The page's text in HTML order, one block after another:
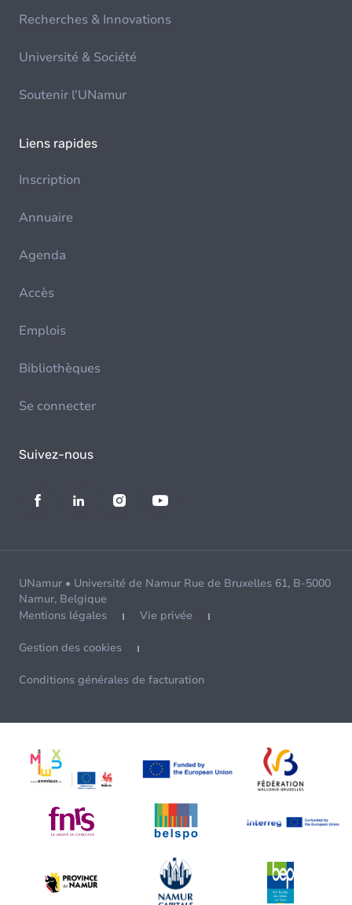
Recherches & Innovations
Université & Société
Soutenir l'UNamur
Liens rapides
Inscription
Annuaire
Agenda
Accès
Emplois
Bibliothèques
Se connecter
Suivez-nous
UNamur • Université de Namur Rue de Bruxelles 61, B-5000
Namur, Belgique
Mentions légales
Vie privée
Gestion des cookies
Conditions générales de facturation